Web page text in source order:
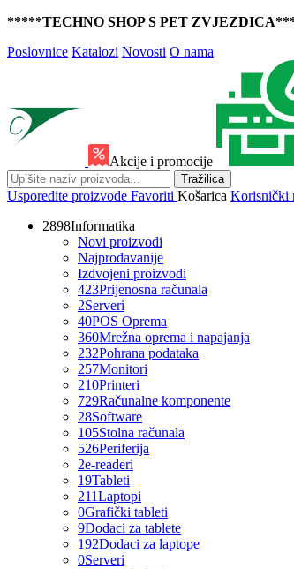
*****TECHNO SHOP S PET
Poslovnice Katalozi Novosti O nama
Akcije i promocije
Tražilica
Usporedite proizvode Favoriti Košarica Korisnički
2898Informatika
Novi proizvodi
Najprodavanije
Izdvojeni proizvodi
423Prijenosna računala
2Serveri
40POS Oprema
360Mrežna oprema i napajanja
232Pohrana podataka
257Monitori
210Printeri
729Računalne komponente
28Software
105Stolna računala
526Periferija
2e-readeri
19Tableti
211Laptopi
0Grafički tableti
9Dodaci za tablete
192Dodaci za laptope
0Serveri